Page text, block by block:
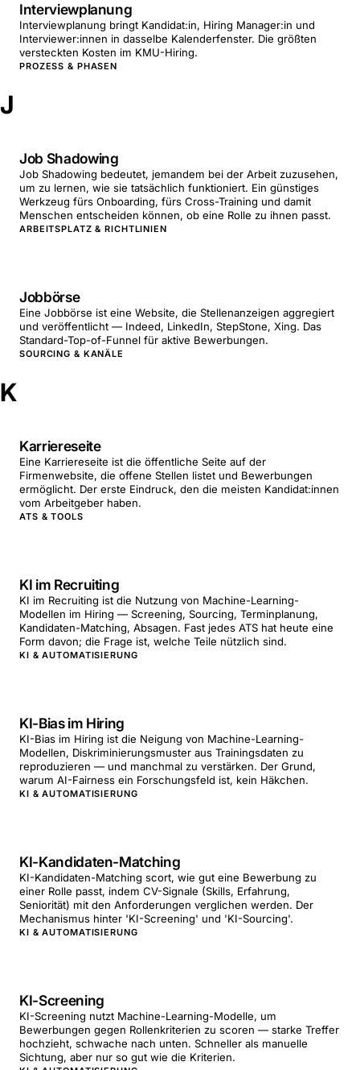
Interviewplanung
Interviewplanung bringt Kandidat:in, Hiring Manager:in und
Interviewer:innen in dasselbe Kalenderfenster. Die größten
versteckten Kosten im KMU-Hiring.
PROZESS & PHASEN
J
Job Shadowing
Job Shadowing bedeutet, jemandem bei der Arbeit zuzusehen,
um zu lernen, wie sie tatsächlich funktioniert. Ein günstiges
Werkzeug fürs Onboarding, fürs Cross-Training und damit
Menschen entscheiden können, ob eine Rolle zu ihnen passt.
ARBEITSPLATZ & RICHTLINIEN
Jobbörse
Eine Jobbörse ist eine Website, die Stellenanzeigen aggregiert
und veröffentlicht — Indeed, LinkedIn, StepStone, Xing. Das
Standard-Top-of-Funnel für aktive Bewerbungen.
SOURCING & KANÄLE
K
Karriereseite
Eine Karriereseite ist die öffentliche Seite auf der
Firmenwebsite, die offene Stellen listet und Bewerbungen
ermöglicht. Der erste Eindruck, den die meisten Kandidat:innen
vom Arbeitgeber haben.
ATS & TOOLS
KI im Recruiting
KI im Recruiting ist die Nutzung von Machine-Learning-
Modellen im Hiring — Screening, Sourcing, Terminplanung,
Kandidaten-Matching, Absagen. Fast jedes ATS hat heute eine
Form davon; die Frage ist, welche Teile nützlich sind.
KI & AUTOMATISIERUNG
KI-Bias im Hiring
KI-Bias im Hiring ist die Neigung von Machine-Learning-
Modellen, Diskriminierungsmuster aus Trainingsdaten zu
reproduzieren — und manchmal zu verstärken. Der Grund,
warum AI-Fairness ein Forschungsfeld ist, kein Häkchen.
KI & AUTOMATISIERUNG
KI-Kandidaten-Matching
KI-Kandidaten-Matching scort, wie gut eine Bewerbung zu
einer Rolle passt, indem CV-Signale (Skills, Erfahrung,
Seniorität) mit den Anforderungen verglichen werden. Der
Mechanismus hinter 'KI-Screening' und 'KI-Sourcing'.
KI & AUTOMATISIERUNG
KI-Screening
KI-Screening nutzt Machine-Learning-Modelle, um
Bewerbungen gegen Rollenkriterien zu scoren — starke Treffer
hochzieht, schwache nach unten. Schneller als manuelle
Sichtung, aber nur so gut wie die Kriterien.